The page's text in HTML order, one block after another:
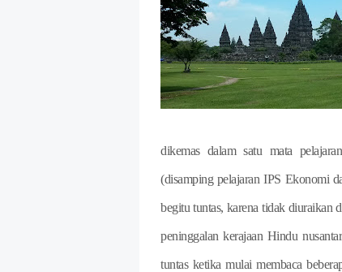
dikemas dalam satu mata
(disamping pelajaran IPS Ekonomi
begitu tuntas, karena tidak diuraikan
peninggalan kerajaan Hindu
tuntas ketika mulai membaca